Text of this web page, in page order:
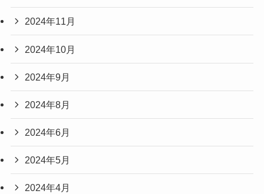
2024年11月
2024年10月
2024年9月
2024年8月
2024年6月
2024年5月
2024年4月